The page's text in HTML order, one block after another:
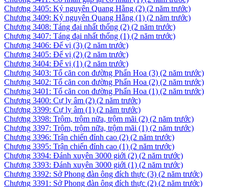
Chương 3405: Kỷ nguyên Quang Hằng (2) (2 năm trước)
Chương 3409: Kỷ nguyên Quang Hằng (1) (2 năm trước)
Chương 3408: Táng đại nhất thống (2) (2 năm trước)
Chương 3407: Táng đại nhất thống (1) (2 năm trước)
Chương 3406: Đế vị (3) (2 năm trước)
Chương 3405: Đế vị (2) (2 năm trước)
Chương 3404: Đế vị (1) (2 năm trước)
Chương 3403: Tổ căn con đường Phấn Hoa (3) (2 năm trước)
Chương 3402: Tổ căn con đường Phấn Hoa (2) (2 năm trước)
Chương 3401: Tổ căn con đường Phấn Hoa (1) (2 năm trước)
Chương 3400: Cự ly âm (2) (2 năm trước)
Chương 3399: Cự ly âm (1) (2 năm trước)
Chương 3398: Trộm, trộm nữa, trộm mãi (2) (2 năm trước)
Chương 3397: Trộm, trộm nữa, trộm mãi (1) (2 năm trước)
Chương 3396: Trận chiến đỉnh cao (2) (2 năm trước)
Chương 3395: Trận chiến đỉnh cao (1) (2 năm trước)
Chương 3394: Đánh xuyên 3000 giới (2) (2 năm trước)
Chương 3393: Đánh xuyên 3000 giới (1) (2 năm trước)
Chương 3392: Sở Phong đàn ông đích thực (3) (2 năm trước)
Chương 3391: Sở Phong đàn ông đích thực (2) (2 năm trước)